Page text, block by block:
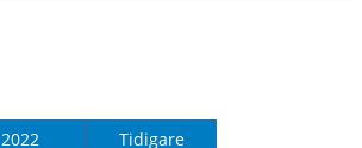
2022 Tidigare